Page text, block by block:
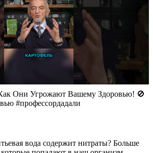
Они Угрожают Вашему Здоровью! 🚫
#профессордадали
вода содержит нитраты? Больше